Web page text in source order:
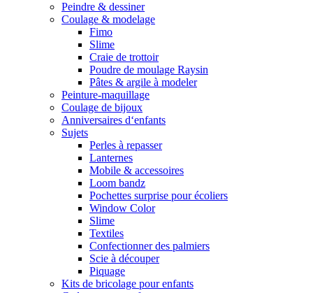
Peindre & dessiner
Coulage & modelage
Fimo
Slime
Craie de trottoir
Poudre de moulage Raysin
Pâtes & argile à modeler
Peinture-maquillage
Coulage de bijoux
Anniversaires d‘enfants
Sujets
Perles à repasser
Lanternes
Mobile & accessoires
Loom bandz
Pochettes surprise pour écoliers
Window Color
Slime
Textiles
Confectionner des palmiers
Scie à découper
Piquage
Kits de bricolage pour enfants